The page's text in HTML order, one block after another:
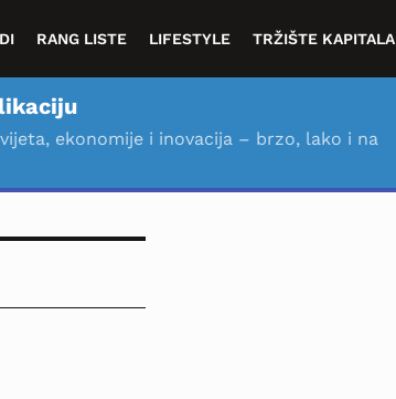
RANG LISTE LIFESTYLE TRŽIŠTE KAPITALA
ekonomije i inovacija – brzo, lako i na